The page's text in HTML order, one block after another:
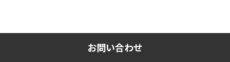
お問い合わせ